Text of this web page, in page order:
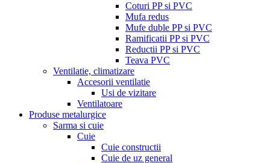
Coturi PP si PVC
Mufa redus
Mufe duble PP si PVC
Ramificatii PP si PVC
Reductii PP si PVC
Teava PVC
Ventilatie, climatizare
Accesorii ventilatie
Usi de vizitare
Ventilatoare
Produse metalurgice
Sarma si cuie
Cuie
Cuie constructii
Cuie de uz general